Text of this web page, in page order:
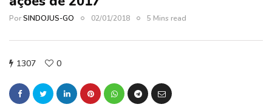
PorSINDOJUS-GO 02/01/2018 5 Mins read
1307 0